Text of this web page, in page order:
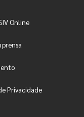
Online
Privacidade